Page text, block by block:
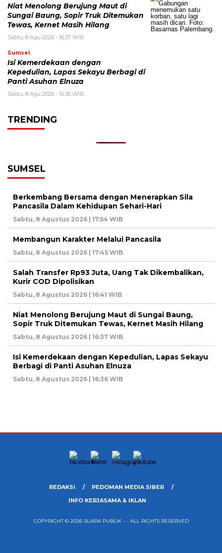
Niat Menolong Berujung Maut di
Sungai Baung, Sopir Truk Ditemukan
Tewas, Kernet Masih Hilang
Sabtu, 8 Agu 2026 - 16:37 WIB
Sumsel
Isi Kemerdekaan dengan
Kepedulian, Lapas Sekayu Berbagi di
Panti Asuhan Elnuza
Sabtu, 8 Agu 2026 - 16:36 WIB
TRENDING
SUMSEL
Berkembang Bersama dengan Menerapkan Sila
Pancasila Dalam Kehidupan Sehari-Hari
Sabtu, 8 Agustus 2026 | 17:54 WIB
Membangun Karakter Melalui Pancasila
Sabtu, 8 Agustus 2026 | 17:45 WIB
Salah Transfer Rp93 Juta, Uang Tak Dikembalikan,
Kurir COD Dipolisikan
Sabtu, 8 Agustus 2026 | 16:41 WIB
Niat Menolong Berujung Maut di Sungai Baung,
Sopir Truk Ditemukan Tewas, Kernet Masih Hilang
Sabtu, 8 Agustus 2026 | 16:37 WIB
Isi Kemerdekaan dengan Kepedulian, Lapas Sekayu
Berbagi di Panti Asuhan Elnuza
Sabtu, 8 Agustus 2026 | 16:36 WIB
REDAKSI
PEDOMAN MEDIA SIBER
INFO KERJASAMA & IKLAN
COPYRIGHT © 2026 SUARA PUBLIK – - ALL RIGHTS RESERVED